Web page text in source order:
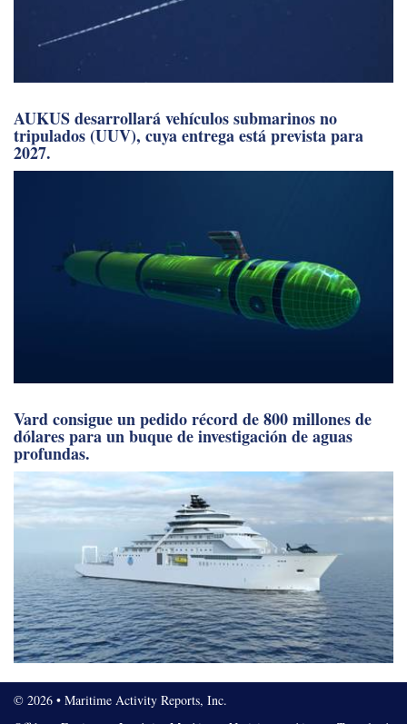
AUKUS desarrollará vehículos submarinos no
tripulados (UUV), cuya entrega está prevista para
2027.
Vard consigue un pedido récord de 800 millones de
dólares para un buque de investigación de aguas
profundas.
© 2026 • Maritime Activity Reports, Inc.